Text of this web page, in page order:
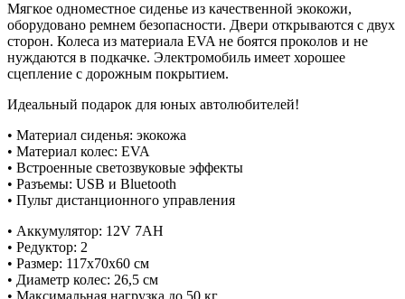
Мягкое одноместное сиденье из качественной экокожи,
оборудовано ремнем безопасности. Двери открываются с двух
сторон. Колеса из материала EVA не боятся проколов и не
нуждаются в подкачке. Электромобиль имеет хорошее
сцепление с дорожным покрытием.
Идеальный подарок для юных автолюбителей!
• Материал сиденья: экокожа
• Материал колес: EVA
• Встроенные светозвуковые эффекты
• Разъемы: USB и Bluetooth
• Пульт дистанционного управления
• Аккумулятор: 12V 7AH
• Редуктор: 2
• Размер: 117х70х60 см
• Диаметр колес: 26,5 см